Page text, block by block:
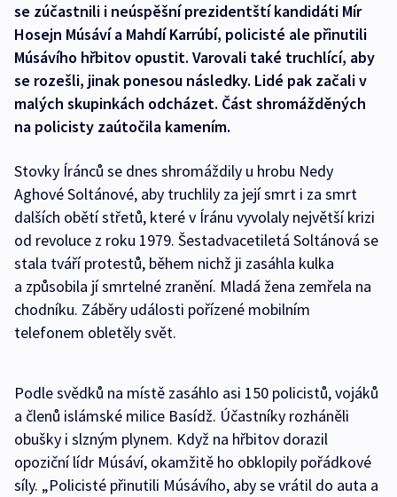
se zúčastnili i neúspěšní prezidentští kandidáti Mír
Hosejn Músáví a Mahdí Karrúbí, policisté ale přinutili
Músávího hřbitov opustit. Varovali také truchlící, aby
se rozešli, jinak ponesou následky. Lidé pak začali v
malých skupinkách odcházet. Část shromážděných
na policisty zaútočila kamením.
Stovky Íránců se dnes shromáždily u hrobu Nedy
Aghové Soltánové, aby truchlily za její smrt i za smrt
dalších obětí střetů, které v Íránu vyvolaly největší krizi
od revoluce z roku 1979. Šestadvacetiletá Soltánová se
stala tváří protestů, během nichž ji zasáhla kulka
a způsobila jí smrtelné zranění. Mladá žena zemřela na
chodníku. Záběry události pořízené mobilním
telefonem obletěly svět.
Podle svědků na místě zasáhlo asi 150 policistů, vojáků
a členů islámské milice Basídž. Účastníky rozháněli
obušky i slzným plynem. Když na hřbitov dorazil
opoziční lídr Músáví, okamžitě ho obklopily pořádkové
síly. „Policisté přinutili Músávího, aby se vrátil do auta a